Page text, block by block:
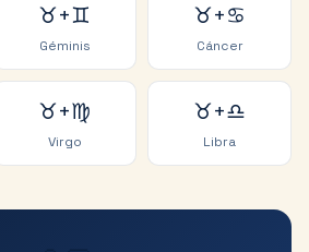
♉+♊
Géminis
♉+♋
Cáncer
♉+♍
Virgo
♉+♎
Libra